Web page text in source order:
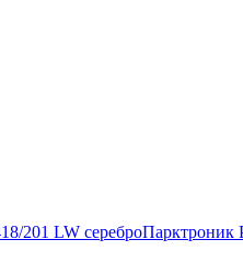
201 LW сереброПарктроник